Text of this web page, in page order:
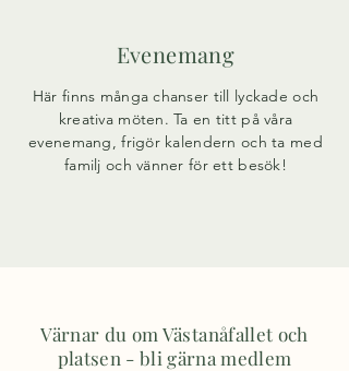
Evenemang
Här finns många chanser till lyckade och
kreativa möten. Ta en titt på våra
evenemang, frigör kalendern och ta med
familj och vänner för ett besök!
Värnar du om Västanåfallet och
platsen - bli gärna medlem